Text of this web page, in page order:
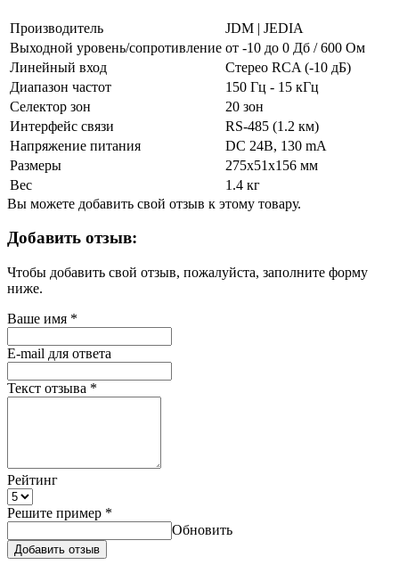
Производитель
JDM | JEDIA
Выходной уровень/сопротивление от -10 до 0 Дб / 600 Ом
Линейный вход
Стерео RCA (-10 дБ)
Диапазон частот
150 Гц - 15 кГц
Селектор зон
20 зон
Интерфейс связи
RS-485 (1.2 км)
Напряжение питания
DC 24В, 130 mA
Размеры
275х51х156 мм
Вес
1.4 кг
Вы можете добавить свой отзыв к этому товару.
Добавить отзыв:
Чтобы добавить свой отзыв, пожалуйста, заполните форму
ниже.
Ваше имя *
E-mail для ответа
Текст отзыва *
Рейтинг
Решите пример *
Обновить
Добавить отзыв